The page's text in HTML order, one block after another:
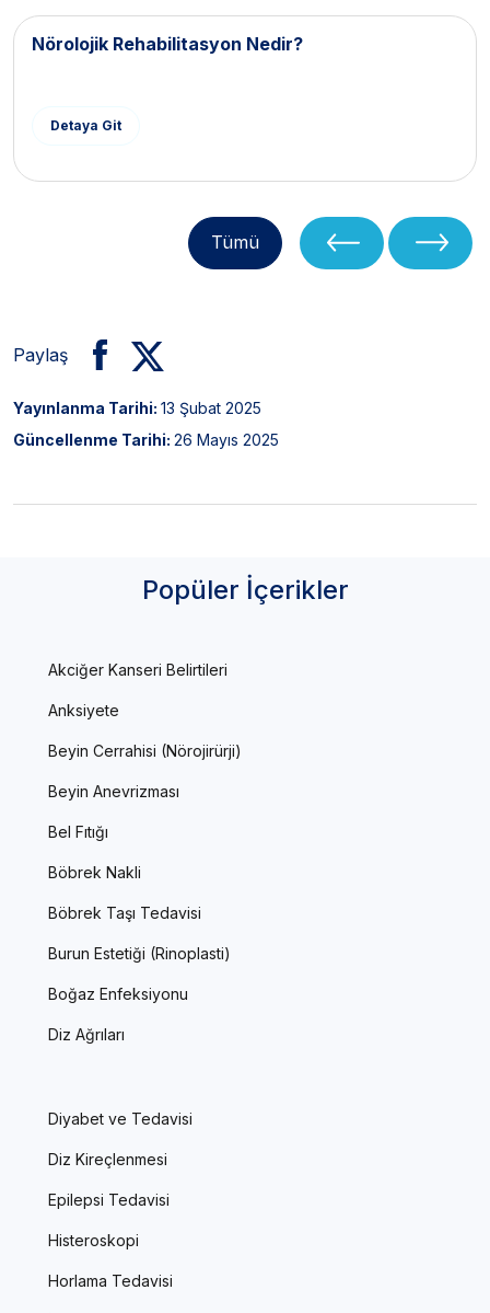
Nörolojik Rehabilitasyon Nedir?
Detaya Git
Tümü
Paylaş
Yayınlanma Tarihi: 13 Şubat 2025
Güncellenme Tarihi: 26 Mayıs 2025
Popüler İçerikler
Akciğer Kanseri Belirtileri
Anksiyete
Beyin Cerrahisi (Nörojirürji)
Beyin Anevrizması
Bel Fıtığı
Böbrek Nakli
Böbrek Taşı Tedavisi
Burun Estetiği (Rinoplasti)
Boğaz Enfeksiyonu
Diz Ağrıları
Diyabet ve Tedavisi
Diz Kireçlenmesi
Epilepsi Tedavisi
Histeroskopi
Horlama Tedavisi